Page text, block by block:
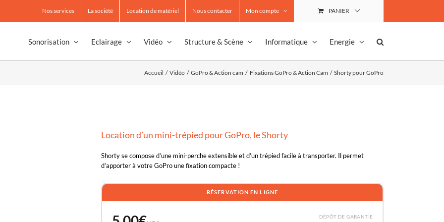
Nos services La société Location de matériel Nous contacter Mon compte PANIER
Sonorisation Eclairage Vidéo Structure & Scène Informatique Energie
Accueil Vidéo GoPro & Action cam Fixations GoPro & Action Cam Shorty pour GoPro
Location d’un mini-trépied pour GoPro, le Shorty
Shorty se compose d’une mini-perche extensible et d’un trépied facile à transporter. Il permet
d’apporter à votre GoPro une fixation compacte !
RÉSERVATION EN LIGNE
DÉPÔT DE GARANTIE